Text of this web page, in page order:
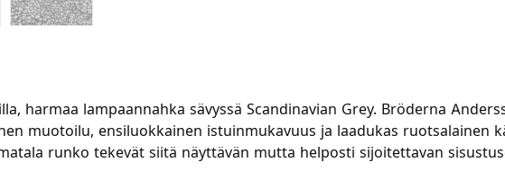
harmaa lampaannahka sävyssä Scandinavian Grey. Bröderna
muotoilu, ensiluokkainen istuinmukavuus ja laadukas ruotsalainen
runko tekevät siitä näyttävän mutta helposti sijoitettavan